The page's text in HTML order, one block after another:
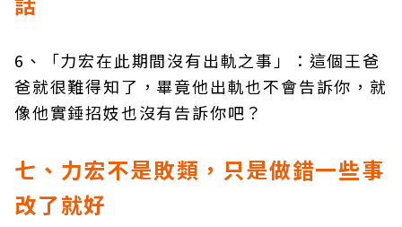
6、「力宏在此期間沒有出軌之事」：這個王爸
爸就很難得知了，畢竟他出軌也不會告訴你，就
像他實錘招妓也沒有告訴你吧？
七、力宏不是敗類，只是做錯一些事
改了就好